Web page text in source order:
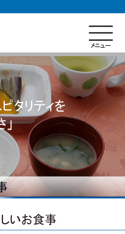
タリティを
」
いお食事